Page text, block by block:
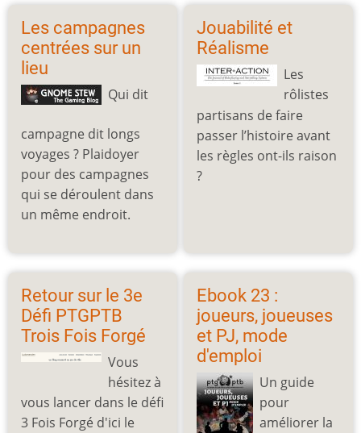
Les campagnes
centrées sur un
lieu
Qui dit
campagne dit longs
voyages ? Plaidoyer
pour des campagnes
qui se déroulent dans
un même endroit.
Jouabilité et
Réalisme
Les
rôlistes
partisans de faire
passer l’histoire avant
les règles ont-ils raison
?
Retour sur le 3e
Défi PTGPTB
Trois Fois Forgé
Vous
hésitez à
vous lancer dans le défi
3 Fois Forgé d'ici le
Ebook 23 :
joueurs, joueuses
et PJ, mode
d'emploi
Un guide
pour
améliorer la